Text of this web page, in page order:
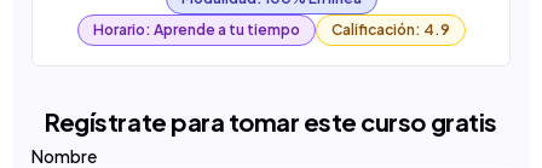
Horario: Aprende a tu tiempo
Calificación: 4.9
Regístrate para tomar este curso gratis
Nombre